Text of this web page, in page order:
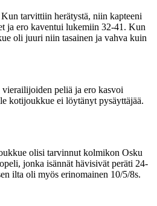
tarvittiin herätystä, niin kapteeni
ja ero kaventui lukemiin 32-41. Kun
oli juuri niin tasainen ja vahva kuin
peliä ja ero kasvoi
kotijoukkue ei löytänyt pysäyttäjää.
olisi tarvinnut kolmikon Osku
jonka isännät hävisivät peräti 24-
ilta oli myös erinomainen 10/5/8s.